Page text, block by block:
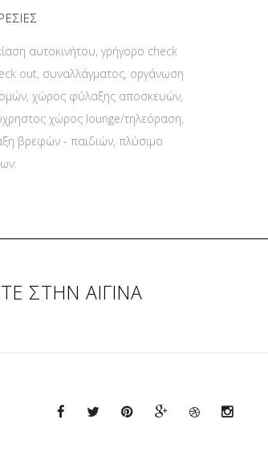
αυτοκινήτου, γρήγορο check
out, συναλλάγματος, οργάνωση
χώρος φύλαξης αποσκευών,
χώρος lounge/τηλεόραση,
βρεφών - παιδιών, πλύσιμο
ΣΤΗΝ ΑΙΓΙΝΑ